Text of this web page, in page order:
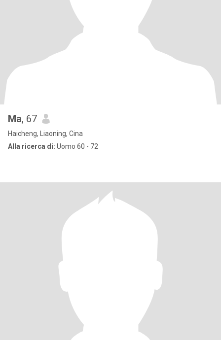
Ma, 67
Haicheng, Liaoning, Cina
Alla ricerca di: Uomo 60 - 72